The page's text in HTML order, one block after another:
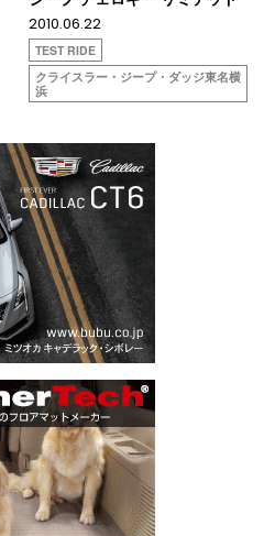
2010.06.22
TEST RIDE
クライスラー・ジープ・ダッジ東名横
浜